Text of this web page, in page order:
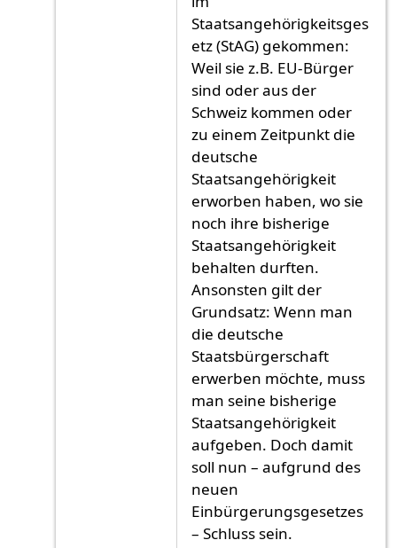
Staatsangehörigkeitsges
etz (StAG) gekommen:
Weil sie z.B. EU-Bürger
sind oder aus der
Schweiz kommen oder
zu einem Zeitpunkt die
deutsche
Staatsangehörigkeit
erworben haben, wo sie
noch ihre bisherige
Staatsangehörigkeit
behalten durften.
Ansonsten gilt der
Grundsatz: Wenn man
die deutsche
Staatsbürgerschaft
erwerben möchte, muss
man seine bisherige
Staatsangehörigkeit
aufgeben. Doch damit
soll nun – aufgrund des
neuen
Einbürgerungsgesetzes
– Schluss sein.